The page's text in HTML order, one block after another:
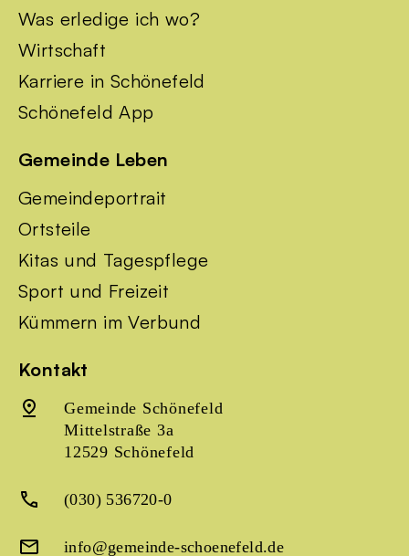
Was erledige ich wo?
Wirtschaft
Karriere in Schönefeld
Schönefeld App
Gemeinde Leben
Gemeindeportrait
Ortsteile
Kitas und Tagespflege
Sport und Freizeit
Kümmern im Verbund
Kontakt
Gemeinde Schönefeld
Mittelstraße 3a
12529 Schönefeld
(030) 536720-0
info@gemeinde-schoenefeld.de